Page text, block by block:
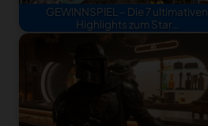
GEWINNSPIEL – Die 7 ultimativen
Highlights zum Star…